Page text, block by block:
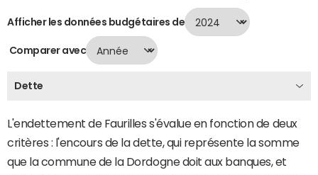
Afficher les données budgétaires de
Comparer avec
Dette
L'endettement de Faurilles s'évalue en fonction de deux
critères : l'encours de la dette, qui représente la somme
que la commune de la Dordogne doit aux banques, et